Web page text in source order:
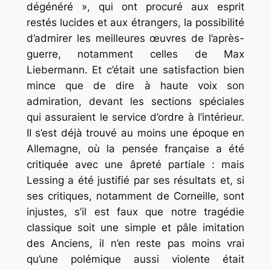
dégénéré », qui ont procuré aux esprit
restés lucides et aux étrangers, la possibilité
d’admirer les meilleures œuvres de l’après-
guerre, notamment celles de Max
Liebermann. Et c’était une satisfaction bien
mince que de dire à haute voix son
admiration, devant les sections spéciales
qui assuraient le service d’ordre à l’intérieur.
II s’est déjà trouvé au moins une époque en
Allemagne, où la pensée française a été
critiquée avec une âpreté partiale : mais
Lessing a été justifié par ses résultats et, si
ses critiques, notamment de Corneille, sont
injustes, s’il est faux que notre tragédie
classique soit une simple et pâle imitation
des Anciens, il n’en reste pas moins vrai
qu’une polémique aussi violente était